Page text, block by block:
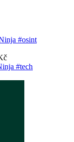
#osint
#tech